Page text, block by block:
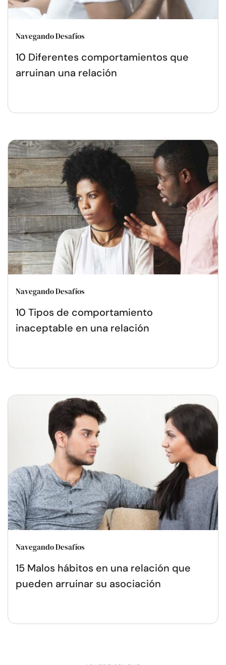
Navegando Desafíos
10 Diferentes comportamientos que
arruinan una relación
Navegando Desafíos
10 Tipos de comportamiento
inaceptable en una relación
Navegando Desafíos
15 Malos hábitos en una relación que
pueden arruinar su asociación